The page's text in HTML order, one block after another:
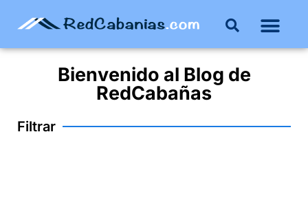
Bienvenido al Blog de
RedCabañas
Filtrar